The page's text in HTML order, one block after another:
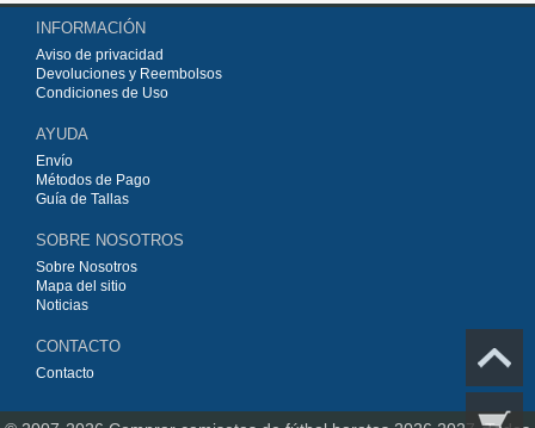
Comprecamisetas de fútbol baratas replicasen la tienda deportiva
más grande de Europa. ¡Grandes ofertas en todas las camisetas del club
de fútbol, ​​kits europeos e internacionales, todo a los precios más bajos!
Compre nuestra gran selección de
INFORMACIÓN
Aviso de privacidad
Devoluciones y Reembolsos
Condiciones de Uso
AYUDA
Envío
Métodos de Pago
Guía de Tallas
SOBRE NOSOTROS
Sobre Nosotros
Mapa del sitio
Noticias
CONTACTO
Contacto